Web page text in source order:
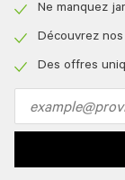
icon
Ne manquez
icon
Découvrez
Des offres
address